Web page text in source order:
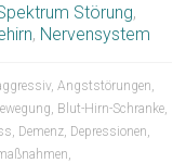
Störung,
, Nervensystem
,Angststörungen,
, Blut-Hirn-Schranke,
, Demenz, Depressionen,
,